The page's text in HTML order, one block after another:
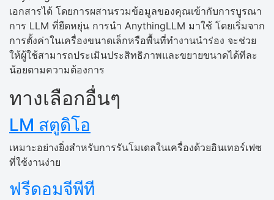
เอกสารได้ โดยการผสานรวมข้อมูลของคุณเข้ากับการบูรณา
การ LLM ที่ยืดหยุ่น การนำ AnythingLLM มาใช้ โดยเริ่มจาก
การตั้งค่าในเครื่องขนาดเล็กหรือพื้นที่ทำงานนำร่อง จะช่วย
ให้ผู้ใช้สามารถประเมินประสิทธิภาพและขยายขนาดได้ทีละ
น้อยตามความต้องการ
ทางเลือกอื่นๆ
LM สตูดิโอ
เหมาะอย่างยิ่งสำหรับการรันโมเดลในเครื่องด้วยอินเทอร์เฟซ
ที่ใช้งานง่าย
ฟรีดอมจีพีที